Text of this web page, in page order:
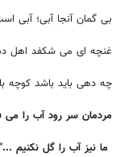
بی گمان آنجا آبی؛ آبی
غنچه ای می شکفد اهل ده
چه دهی باید باشد کوچه
مردمان سر رود آب را
ما نیز آب را گل نکنیم ..."